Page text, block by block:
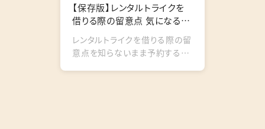
【保存版】レンタルトライクを
借りる際の留意点 気になるこ
と・知っておくべ…
レンタルトライクを借りる際の留
意点を知らないまま予約する